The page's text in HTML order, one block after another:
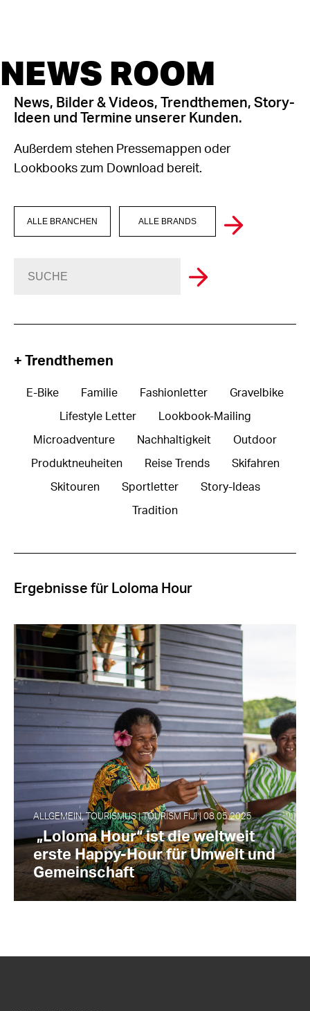
NEWS ROOM
News, Bilder & Videos, Trendthemen, Story-
Ideen und Termine unserer Kunden.
Außerdem stehen Pressemappen oder
Lookbooks zum Download bereit.
ALLE BRANCHEN ALLE BRANDS
+ Trendthemen
E-Bike Familie Fashionletter Gravelbike
Lifestyle Letter Lookbook-Mailing
Microadventure Nachhaltigkeit Outdoor
Produktneuheiten Reise Trends Skifahren
Skitouren Sportletter Story-Ideas
Tradition
Ergebnisse für Loloma Hour
ALLGEMEIN, TOURISMUS | TOURISM FIJI | 08.05.2025
„Loloma Hour“ ist die weltweit
erste Happy-Hour für Umwelt und
Gemeinschaft